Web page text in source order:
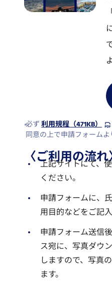
必ず利用規程（471KB）
同意の上で申請フォームよ
〈ご利用の流
上記サイトにて、
ください。
申請フォームに、
用目的などをご記
申請フォーム送信
ス宛に、写真ダウ
しますので、写真
ます。